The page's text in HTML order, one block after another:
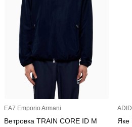
EA7 Emporio Armani
Ветровка TRAIN CORE ID M
Яке